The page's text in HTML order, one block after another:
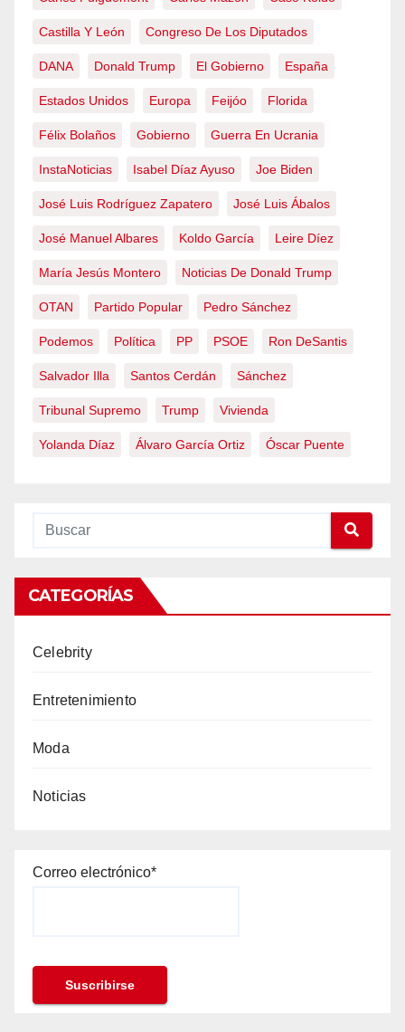
Castilla Y León Congreso De Los Diputados
DANA Donald Trump El Gobierno España
Estados Unidos Europa Feijóo Florida
Félix Bolaños Gobierno Guerra En Ucrania
InstaNoticias Isabel Díaz Ayuso Joe Biden
José Luis Rodríguez Zapatero José Luis Ábalos
José Manuel Albares Koldo García Leire Díez
María Jesús Montero Noticias De Donald Trump
OTAN Partido Popular Pedro Sánchez
Podemos Política PP PSOE Ron DeSantis
Salvador Illa Santos Cerdán Sánchez
Tribunal Supremo Trump Vivienda
Yolanda Díaz Álvaro García Ortiz Óscar Puente
CATEGORÍAS
Celebrity
Entretenimiento
Moda
Noticias
Correo electrónico*